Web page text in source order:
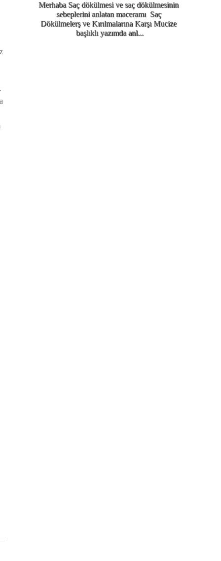
Merhaba Saç dökülmesi ve saç dökülmesinin
sebeplerini anlatan maceramı Saç
Dökülmelerş ve Kırılmalarına Karşı Mucize
başlıklı yazımda anl...